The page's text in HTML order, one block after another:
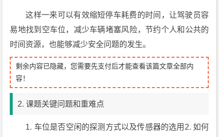
这样一来可以有效缩短停车耗费的时间，让驾驶员容
易地找到空车位，减少车辆堵塞风险，节约个人和公共的
时间资源，也能够减少安全问题的发生。
剩余内容已隐藏，您需要先支付后才能查看该篇文章全部内
容！
2. 课题关键问题和重难点
1. 车位是否空闲的探测方式以及传感器的选用2. 如何